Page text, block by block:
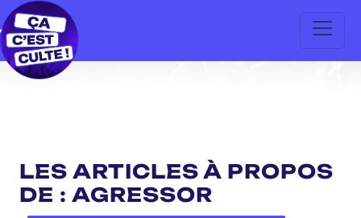
LES ARTICLES À PROPOS
DE : AGRESSOR